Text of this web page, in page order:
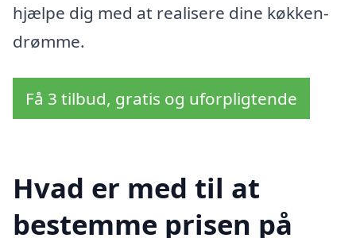
hjælpe dig med at realisere dine køkken-
drømme.
Få 3 tilbud, gratis og uforpligtende
Hvad er med til at
bestemme prisen på